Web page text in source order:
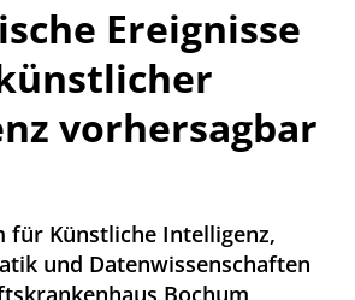
Ereignisse
vorhersagbar
für Künstliche Intelligenz,
und Datenwissenschaften
Bochum